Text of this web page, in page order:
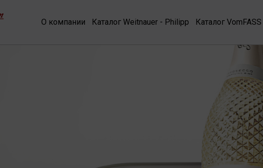
О компании Каталог Weitnauer - Philipp Каталог VomFASS